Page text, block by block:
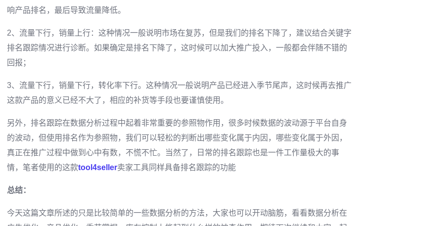
响产品排名，最后导致流量降低。
2、流量下行，销量上行：这种情况一般说明市场在复苏，但是我们的排名下降了，建议结合关键字
排名跟踪情况进行诊断。如果确定是排名下降了，这时候可以加大推广投入，一般都会伴随不错的
回报；
3、流量下行，销量下行，转化率下行。这种情况一般说明产品已经进入季节尾声，这时候再去推广
这款产品的意义已经不大了，相应的补货等手段也要谨慎使用。
另外，排名跟踪在数据分析过程中起着非常重要的参照物作用，很多时候数据的波动源于平台自身
的波动，但使用排名作为参照物，我们可以轻松的判断出哪些变化属于内因，哪些变化属于外因，
真正在推广过程中做到心中有数，不慌不忙。当然了，日常的排名跟踪也是一件工作量极大的事
情，笔者使用的这款tool4seller卖家工具同样具备排名跟踪的功能
总结：
今天这篇文章所述的只是比较简单的一些数据分析的方法，大家也可以开动脑筋，看看数据分析在